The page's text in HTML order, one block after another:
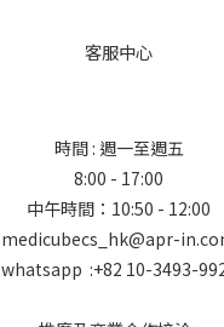
客服中心
時間 : 週一至週五
8:00 - 17:00
中午時間：10:50 - 12:00
medicubecs_hk@apr-
whatsapp :+82 10-3493-